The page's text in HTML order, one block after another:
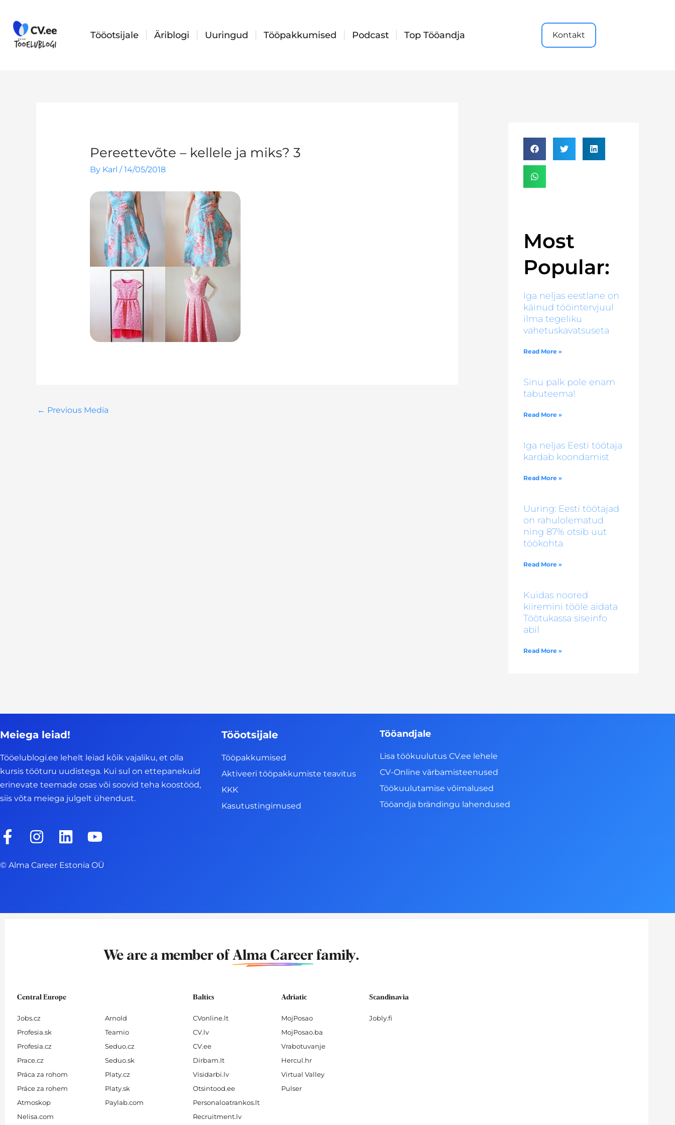
content
Tööotsijale Äriblogi Uuringud Tööpakkumised Podcast Top Tööandja Kontakt
Pereettevõte – kellele ja miks? 3
By Karl /14/05/2018
← Previous Media
Most
Popular:
Iga neljas eestlane on
käinud tööintervjuul
ilma tegeliku
vahetuskavatsuseta
Read More »
Sinu palk pole enam
tabuteema!
Read More »
Iga neljas Eesti töötaja
kardab koondamist
Read More »
Uuring: Eesti töötajad
on rahulolematud
ning 87% otsib uut
töökohta
Read More »
Kuidas noored
kiiremini tööle aidata
Töötukassa siseinfo
abil
Read More »
Meiega leiad!
Tööelublogi.ee lehelt leiad kõik vajaliku, et olla
kursis tööturu uudistega. Kui sul on ettepanekuid
erinevate teemade osas või soovid teha koostööd,
siis võta meiega julgelt ühendust.
F
c
o
I
s
g
L
n
d
Y
u
b
© Alma Career Estonia OÜ
Tööotsijale
Tööpakkumised
Aktiveeri tööpakkumiste teavitus
KKK
Kasutustingimused
Tööandjale
Lisa töökuulutus CV.ee lehele
CV-Online värbamisteenused
Töökuulutamise võimalused
Tööandja brändingu lahendused
We are a member of Alma Careerfamily.
Central Europe
Jobs.cz
Profesia.sk
Profesia.cz
Prace.cz
Práca za rohom
Práce za rohem
Atmoskop
Nelisa.com
Arnold
Teamio
Seduo.cz
Seduo.sk
Platy.cz
Platy.sk
Paylab.com
Baltics
CVonline.lt
CV.lv
CV.ee
Dirbam.It
Visidarbi.lv
Otsintood.ee
Personaloatrankos.lt
Recruitment.lv
Adriatic
MojPosao
MojPosao.ba
Vrabotuvanje
Hercul.hr
Virtual Valley
Pulser
Scandinavia
Jobly.fi